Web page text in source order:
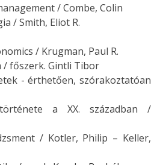
/ Combe, Colin
/ Smith, Eliot R.
/ Krugman, Paul R.
/ főszerk. Gintli Tibor
- érthetően, szórakoztatóan
a XX. században /
/ Kotler, Philip – Keller,